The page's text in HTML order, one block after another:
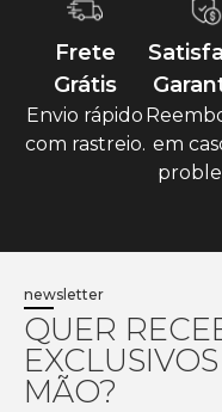
Frete
Grátis
Envio rápido
com rastreio. em
newsletter
QUER
MÃO?